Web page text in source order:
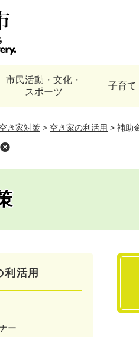
市民活動・文化・
スポーツ
子育て
空き家対策 > 空き家の利活用 > 補助
本
利活用
ー